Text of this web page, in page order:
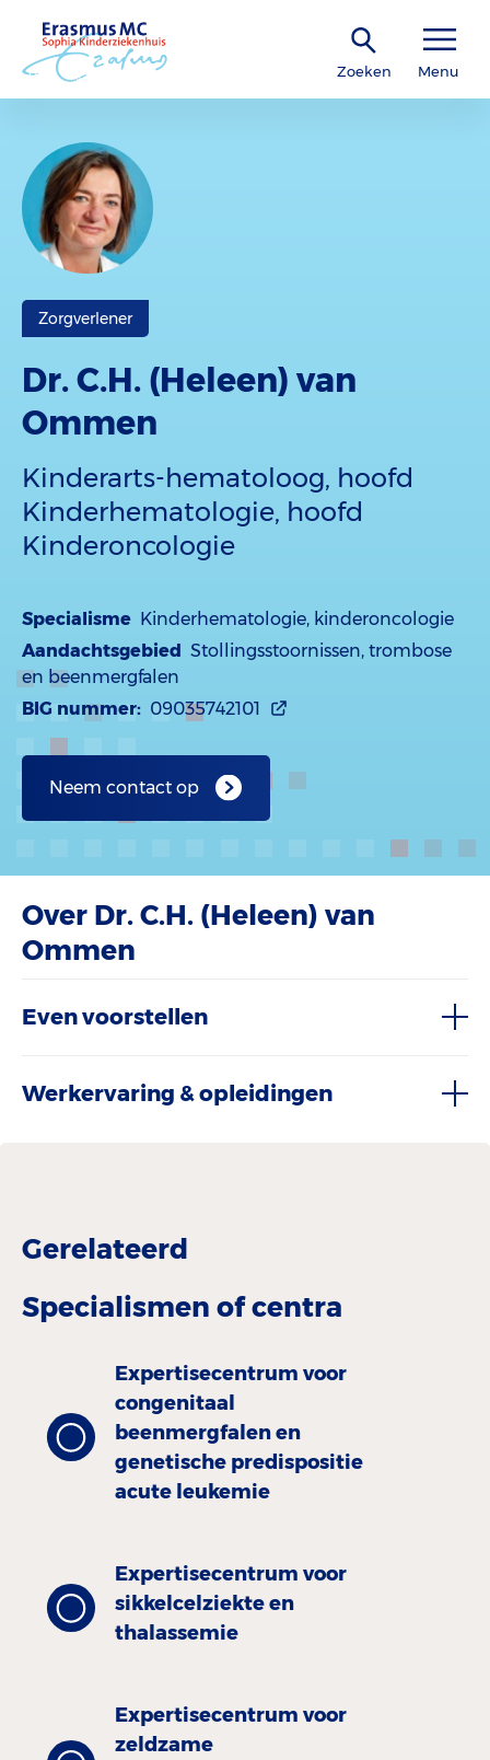
Zoeken Menu
Zorgverlener
Dr. C.H. (Heleen) van
Ommen
Kinderarts-hematoloog, hoofd
Kinderhematologie, hoofd
Kinderoncologie
Specialisme Kinderhematologie, kinderoncologie
Aandachtsgebied Stollingsstoornissen, trombose
en beenmergfalen
BIG nummer: 09035742101
Neem contact op
Over Dr. C.H. (Heleen) van
Ommen
Even voorstellen
Werkervaring & opleidingen
Gerelateerd
Specialismen of centra
Expertisecentrum voor
congenitaal
beenmergfalen en
genetische predispositie
acute leukemie
Expertisecentrum voor
sikkelcelziekte en
thalassemie
Expertisecentrum voor
zeldzame